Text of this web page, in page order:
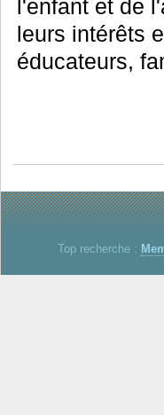
l'enfant et de
leurs intérêts
éducateurs,
Top recherche :